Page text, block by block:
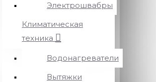
Электрошвабры
Климатическая
техника
Водонагреватели
Вытяжки